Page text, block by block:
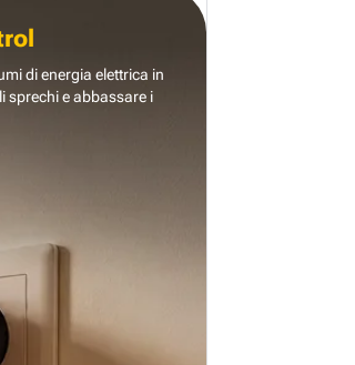
di energia elettrica in
sprechi e abbassare i